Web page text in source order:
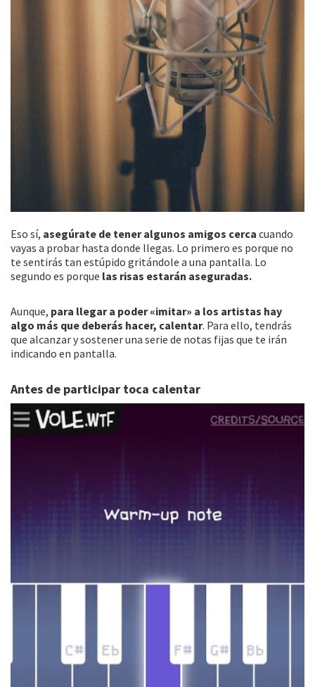
Eso sí, asegúrate de tener algunos amigos cerca cuando
vayas a probar hasta donde llegas. Lo primero es porque no
te sentirás tan estúpido gritándole a una pantalla. Lo
segundo es porque las risas estarán aseguradas.
Aunque, para llegar a poder «imitar» a los artistas hay
algo más que deberás hacer, calentar. Para ello, tendrás
que alcanzar y sostener una serie de notas fijas que te irán
indicando en pantalla.
Antes de participar toca calentar